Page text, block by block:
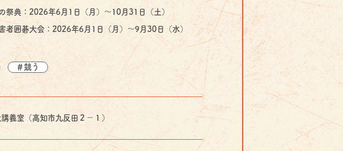
祭典：2026年6月1日（月）～10月31日（土）
者囲碁大会：2026年6月1日（月）～9月30日（水）
＃競う
義室（高知市九反田２－１）